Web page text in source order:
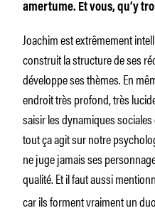
amertume. Et vous, qu’y
Joachim est extrêmement
construit la structure de ses
développe ses thèmes. En
endroit très profond, très
saisir les dynamiques
tout ça agit sur notre
ne juge jamais ses
qualité. Et il faut aussi
car ils forment vraiment un